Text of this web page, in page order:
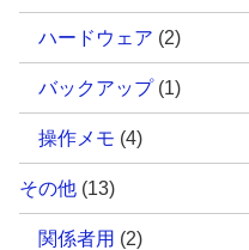
ハードウェア (2)
バックアップ(1)
操作メモ (4)
その他 (13)
関係者用 (2)